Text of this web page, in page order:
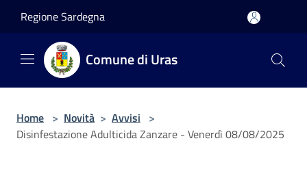
Regione Sardegna
Comune di Uras
Home > Novità > Avvisi >
Disinfestazione Adulticida Zanzare - Venerdì 08/08/2025